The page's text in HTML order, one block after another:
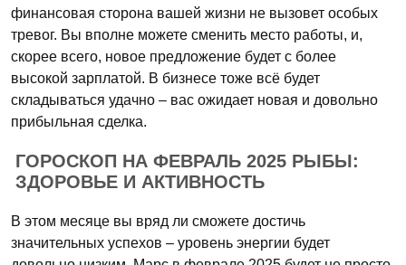
финансовая сторона вашей жизни не вызовет особых
тревог. Вы вполне можете сменить место работы, и,
скорее всего, новое предложение будет с более
высокой зарплатой. В бизнесе тоже всё будет
складываться удачно – вас ожидает новая и довольно
прибыльная сделка.
ГОРОСКОП НА ФЕВРАЛЬ 2025 РЫБЫ:
ЗДОРОВЬЕ И АКТИВНОСТЬ
В этом месяце вы вряд ли сможете достичь
значительных успехов – уровень энергии будет